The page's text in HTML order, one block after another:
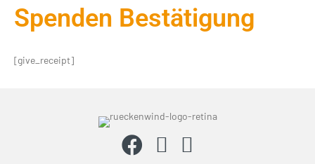
Spenden Bestätigung
[give_receipt]